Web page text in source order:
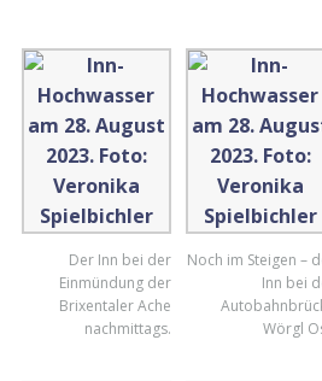
Der Inn bei der
Einmündung der
Brixentaler Ache
nachmittags.
Noch im Steigen –
Inn bei
Wörgl